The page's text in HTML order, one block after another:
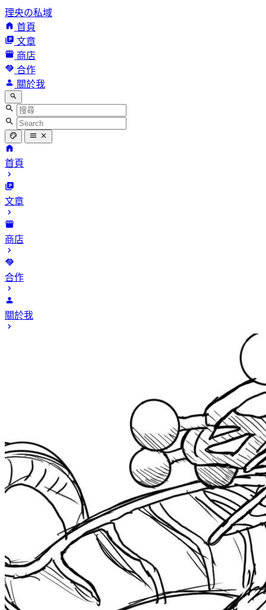
理央の私域
首頁
文章
商店
合作
關於我
首頁
文章
商店
合作
關於我